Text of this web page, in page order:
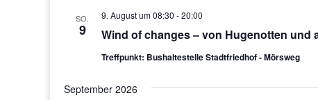
SO.
9 Wind of changes – von Hugenotten und
9. August um 08:30 -20:00
Treffpunkt: Bushaltestelle Stadtfriedhof - Mörsweg
September 2026